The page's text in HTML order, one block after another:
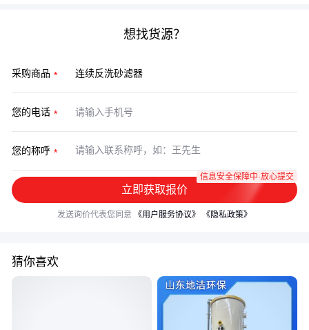
想找货源？
采购商品
您的电话
您的称呼
立即获取报价
信息安全保障中·放心提交
发送询价代表您同意 《用户服务协议》 《隐私政策》
猜你喜欢